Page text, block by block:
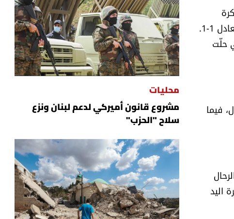
القدم عند الرجال بعد فوزها على الجامعة اللبنانية الأميركية بركلات الترجيح 4-3، إثر انتهاء المباراة النهائية بالتعادل 1-1.
التي حلّت
فيما
اليد
محليات
مشروع قانون أميركي لدعم لبنان ونزع
سلاح "الحزب"